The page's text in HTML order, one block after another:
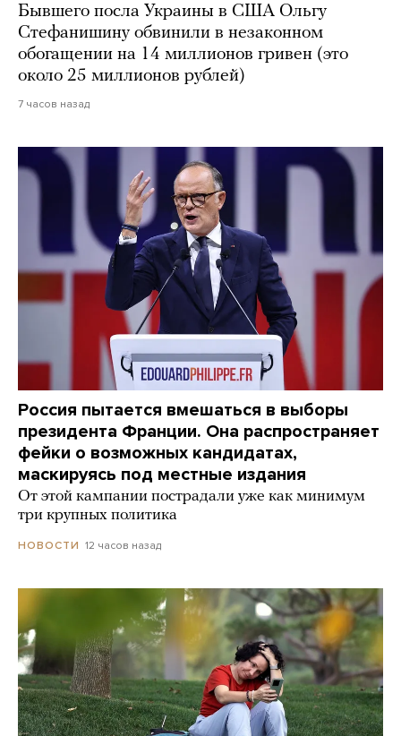
Бывшего посла Украины в США Ольгу
Стефанишину обвинили в незаконном
обогащении на 14 миллионов гривен (это
около 25 миллионов рублей)
7 часов назад
Россия пытается вмешаться в выборы
президента Франции. Она распространяет
фейки о возможных кандидатах,
маскируясь под местные издания
От этой кампании пострадали уже как минимум
три крупных политика
НОВОСТИ 12 часов назад